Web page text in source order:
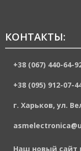
КОНТАКТЫ:
+38 (067) 440-64-
+38 (095) 912-07-
г. Харьков, ул.
Наш новый сайт